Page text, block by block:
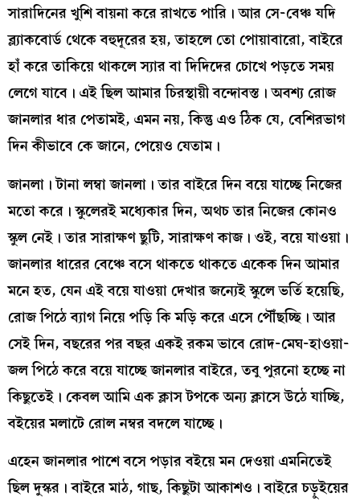
সারাদিনের খুশি বায়না করে রাখতে পারি। আর সে-বেঞ্চ যদি
ব্ল্যাকবোর্ড থেকে বহুদূরের হয়, তাহলে তো পোয়াবারো, বাইরে
হাঁ করে তাকিয়ে থাকলে স্যার বা দিদিদের চোখে পড়তে সময়
লেগে যাবে। এই ছিল আমার চিরস্থায়ী বন্দোবস্ত। অবশ্য রোজ
জানলার ধার পেতামই, এমন নয়, কিন্তু এও ঠিক যে, বেশিরভাগ
দিন কীভাবে কে জানে, পেয়েও যেতাম।
জানলা। টানা লম্বা জানলা। তার বাইরে দিন বয়ে যাচ্ছে নিজের
মতো করে। স্কুলেরই মধ্যেকার দিন, অথচ তার নিজের কোনও
স্কুল নেই। তার সারাক্ষণ ছুটি, সারাক্ষণ কাজ। ওই, বয়ে যাওয়া।
জানলার ধারের বেঞ্চে বসে থাকতে থাকতে একেক দিন আমার
মনে হত, যেন এই বয়ে যাওয়া দেখার জন্যেই স্কুলে ভর্তি হয়েছি,
রোজ পিঠে ব্যাগ নিয়ে পড়ি কি মড়ি করে এসে পৌঁছচ্ছি। আর
সেই দিন, বছরের পর বছর একই রকম ভাবে রোদ-মেঘ-হাওয়া-
জল পিঠে করে বয়ে যাচ্ছে জানলার বাইরে, তবু পুরনো হচ্ছে না
কিছুতেই। কেবল আমি এক ক্লাস টপকে অন্য ক্লাসে উঠে যাচ্ছি,
বইয়ের মলাটে রোল নম্বর বদলে যাচ্ছে।
এহেন জানলার পাশে বসে পড়ার বইয়ে মন দেওয়া এমনিতেই
ছিল দুস্কর। বাইরে মাঠ, গাছ, কিছুটা আকাশও। বাইরে চড়ুইয়ের